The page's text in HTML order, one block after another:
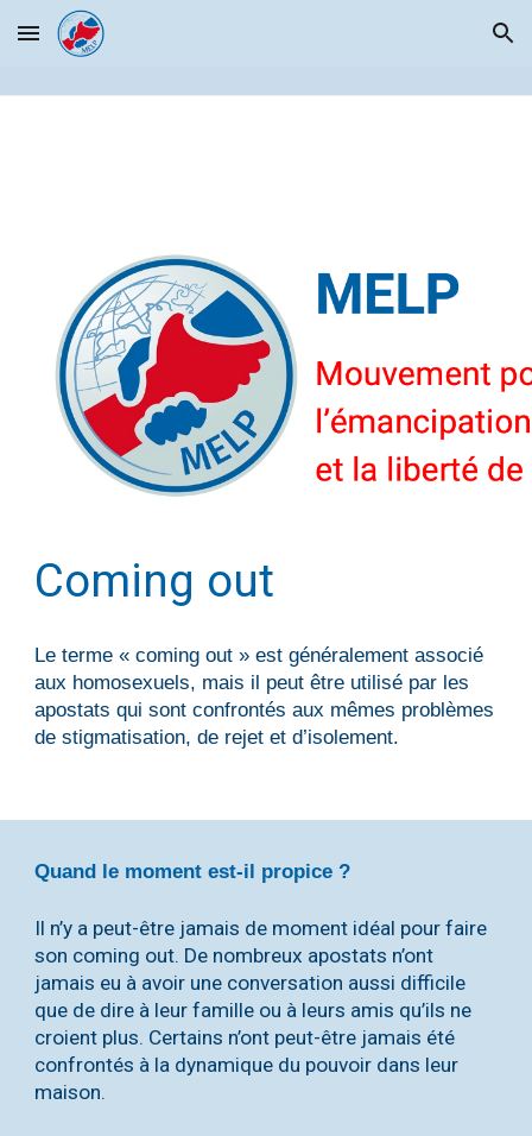
Skip to main content Skip to navigation
Coming out
Le terme « coming out » est généralement associé
aux homosexuels, mais il peut être utilisé par les
apostats qui sont confrontés aux mêmes problèmes
de stigmatisation, de rejet et d’isolement.
Quand le moment est-il propice ?
Il n’y a peut-être jamais de moment idéal pour faire
son coming out. De nombreux apostats n’ont
jamais eu à avoir une conversation aussi difficile
que de dire à leur famille ou à leurs amis qu’ils ne
croient plus. Certains n’ont peut-être jamais été
confrontés à la dynamique du pouvoir dans leur
maison.